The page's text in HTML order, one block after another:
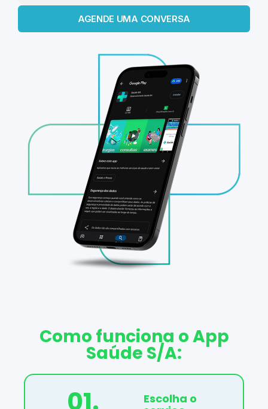
AGENDE UMA CONVERSA
Como funciona o App
Saúde S/A:
01.
Escolha o